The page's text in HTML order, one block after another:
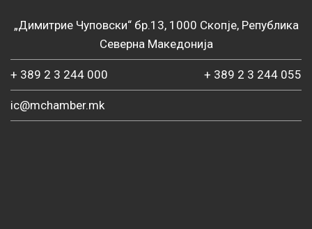
„Димитрие Чуповски“ бр.13, 1000 Скопје, Република
Северна Македонија
+ 389 2 3 244 000 + 389 2 3 244 055
ic@mchamber.mk